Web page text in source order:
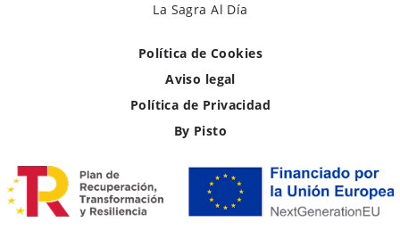
La Sagra Al Día
Política de Cookies
Aviso legal
Política de Privacidad
By Pisto